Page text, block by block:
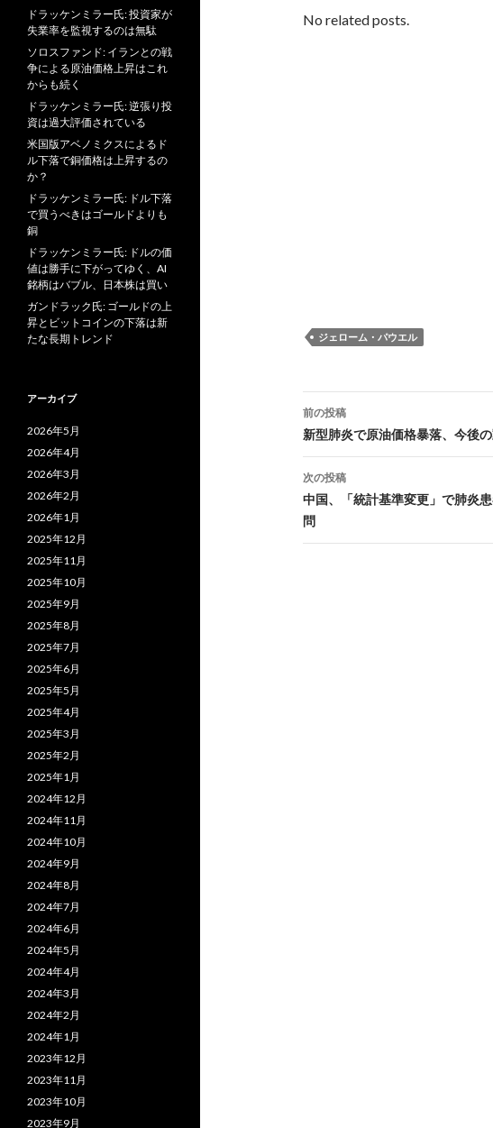
No related posts.
ジェローム・パウエル
投
稿
ナ
ビ
ゲ
前の投稿
新型肺炎で原油価格暴落、今後
次の投稿
中国、「統計基準変更」で肺炎
問
ドラッケンミラー氏: 投資家が
失業率を監視するのは無駄
ソロスファンド: イランとの戦
争による原油価格上昇はこれ
からも続く
ドラッケンミラー氏: 逆張り投
資は過大評価されている
米国版アベノミクスによるド
ル下落で銅価格は上昇するの
か？
ドラッケンミラー氏: ドル下落
で買うべきはゴールドよりも
銅
ドラッケンミラー氏: ドルの価
値は勝手に下がってゆく、AI
銘柄はバブル、日本株は買い
ガンドラック氏: ゴールドの上
昇とビットコインの下落は新
たな長期トレンド
アーカイブ
2026年5月
2026年4月
2026年3月
2026年2月
2026年1月
2025年12月
2025年11月
2025年10月
2025年9月
2025年8月
2025年7月
2025年6月
2025年5月
2025年4月
2025年3月
2025年2月
2025年1月
2024年12月
2024年11月
2024年10月
2024年9月
2024年8月
2024年7月
2024年6月
2024年5月
2024年4月
2024年3月
2024年2月
2024年1月
2023年12月
2023年11月
2023年10月
2023年9月